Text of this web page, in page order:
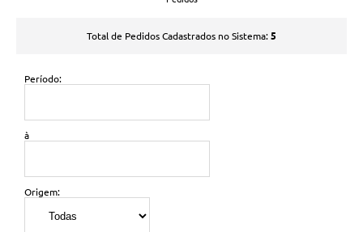
Total de Pedidos Cadastrados no Sistema: 5
Período:
à
Origem: